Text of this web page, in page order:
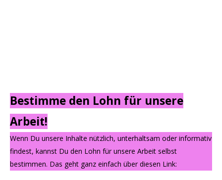
Bestimme den Lohn für unsere
Arbeit!
Wenn Du unsere Inhalte nützlich, unterhaltsam oder informativ
findest, kannst Du den Lohn für unsere Arbeit selbst
bestimmen. Das geht ganz einfach über diesen Link: